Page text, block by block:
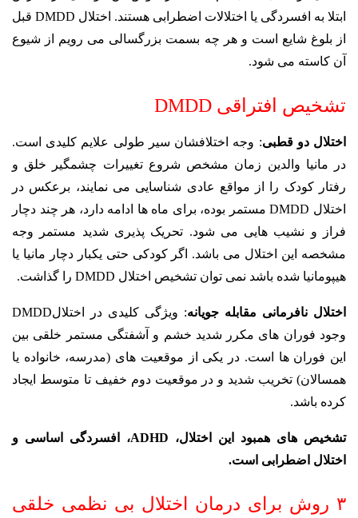
ابتلا به افسردگی یا اختلالات اضطرابی هستند. اختلال DMDD قبل
از بلوغ شایع است و هر چه بسمت بزرگسالی می رویم از شیوع
آن کاسته می شود.
تشخیص افتراقی DMDD
اختلال دو قطبی: وجه اختلافشان سیر طولی علایم کلیدی است.
در مانیا والدین زمان مشخص شروع تغییرات چشمگیر خلق و
رفتار کودک را از مواقع عادی شناسایی می نمایند، برعکس در
اختلال DMDD مستمر بوده، برای ماه ها ادامه دارد، هر چند دچار
فراز و نشیب هایی می شود. تحریک پذیری شدید مستمر وجه
مشخصه این اختلال می باشد. اگر کودکی حتی یکبار دچار مانیا یا
هیپومانیا شده باشد نمی توان تشخیص اختلال DMDD را گذاشت.
اختلال نافرمانی مقابله جویانه
: ویژگی کلیدی در اختلالDMDD
وجود فوران های مکرر شدید خشم و آشفتگی مستمر خلقی بین
این فوران ها است. در یکی از موقعیت های (مدرسه، خانواده یا
همسالان) تخریب شدید و در موقعیت دوم خفیف تا متوسط ایجاد
کرده باشد.
تشخیص های همبود این اختلال، ADHD، افسردگی اساسی و
اختلال اضطرابی است.
۳ روش برای درمان اختلال بی نظمی خلقی